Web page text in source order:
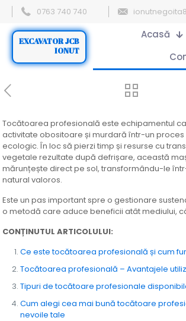
0763 740 740
EXCAVATOR JCB
IONUT
Acasă
Tocătoarea profesională este echipamentul
activitate obositoare și murdară într-un proces
ecologic. În loc să pierzi timp și resurse cu
vegetale rezultate după defrișare, această
mărunțește direct pe sol, transformându-le
natural valoros.
Este un pas important spre o gestionare
o metodă care aduce beneficii atât mediului,
CONȚINUTUL ARTICOLULUI:
Ce este tocătoarea profesională și cum
Tocătoarea profesională – Avantajele
Tipuri de tocătoare profesionale
Cum alegi cea mai bună tocătoare
nevoile tale